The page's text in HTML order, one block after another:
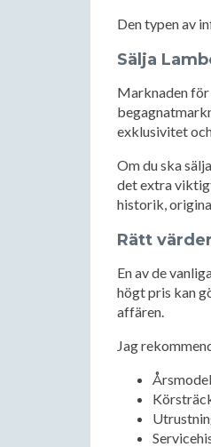
Den typen av
Sälja
Marknaden för
exklusivitet
Om du ska
det extra
historik,
Rätt
En av de
högt pris kan
affären.
Jag